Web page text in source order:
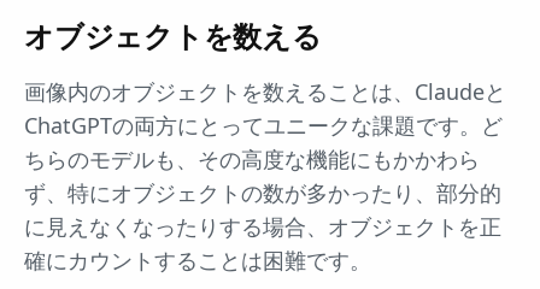
オブジェクトを数える
画像内のオブジェクトを数えることは、Claudeと
ChatGPTの両方にとってユニークな課題です。ど
ちらのモデルも、その高度な機能にもかかわら
ず、特にオブジェクトの数が多かったり、部分的
に見えなくなったりする場合、オブジェクトを正
確にカウントすることは困難です。